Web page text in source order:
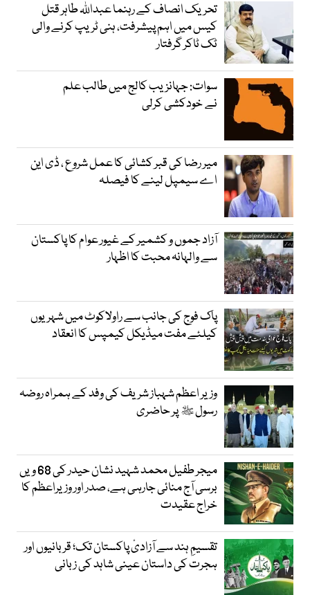
تحریک انصاف کے رہنما عبداللہ طاہر قتل
کیس میں اہم پیشرفت، ہنی ٹریپ کرنے والی
ٹک ٹاکر گرفتار
سوات: جہانزیب کالج میں طالب علم
نے خودکشی کرلی
میر رضا کی قبر کشائی کا عمل شروع ، ڈی این
اے سیمپل لینے کا فیصلہ
آزاد جموں و کشمیر کے غیور عوام کا پاکستان
سے والہانہ محبت کا اظہار
پاک فوج کی جانب سے راولاکوٹ میں شہریوں
کیلئے مفت میڈیکل کیمپس کا انعقاد
وزیر اعظم شہباز شریف کی وفد کے ہمراہ روضہ
رسول ﷺ پر حاضری
میجر طفیل محمد شہید نشان حیدر کی 68 ویں
برسی آج منائی جارہی ہے، صدر اور وزیراعظم کا
خراج عقیدت
تقسیمِ ہند سے آزادیٔ پاکستان تک؛ قربانیوں اور
ہجرت کی داستان عینی شاہد کی زبانی